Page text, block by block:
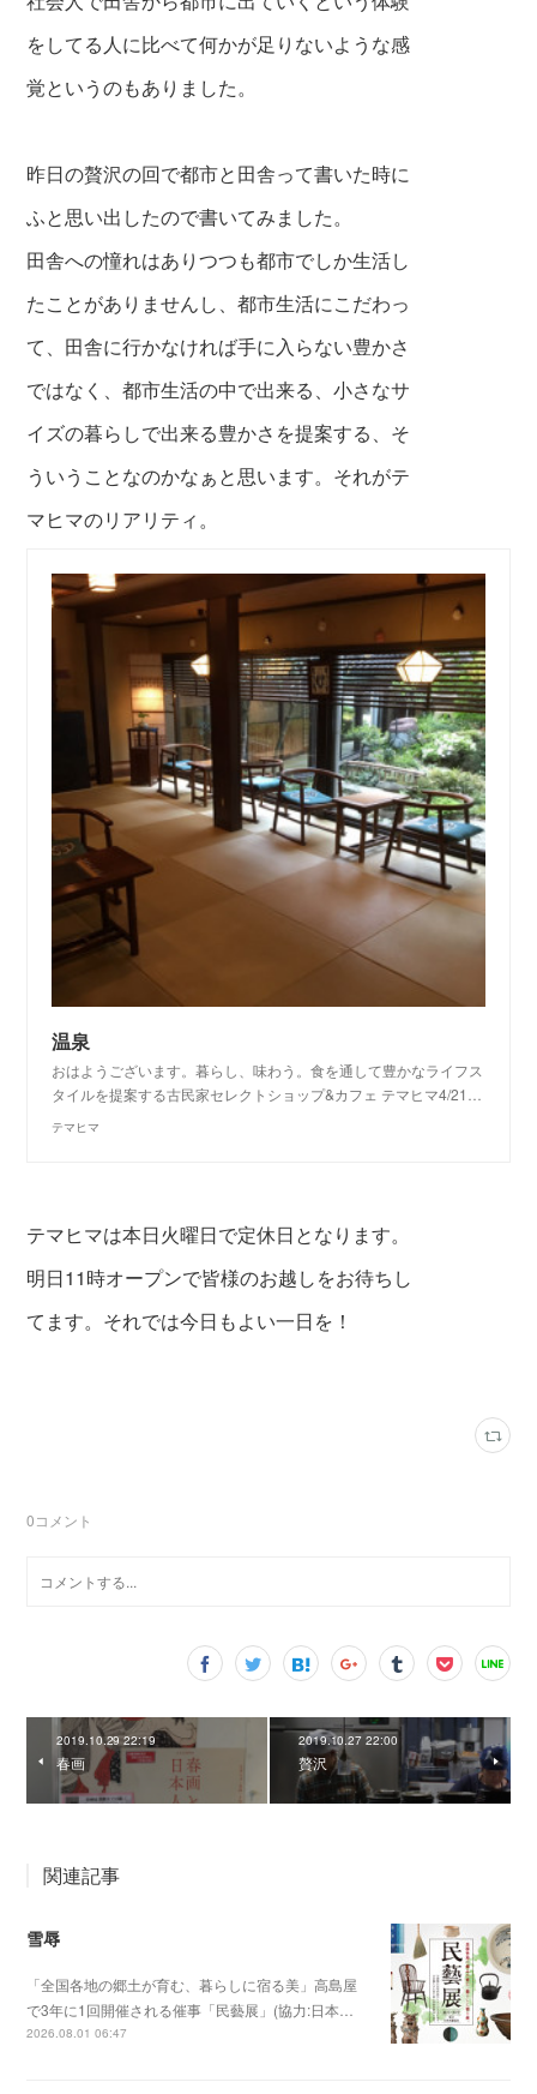
をしてる人に比べて何かが足りないような感
覚というのもありました。
昨日の贅沢の回で都市と田舎って書いた時に
ふと思い出したので書いてみました。
田舎への憧れはありつつも都市でしか生活し
たことがありませんし、都市生活にこだわっ
て、田舎に行かなければ手に入らない豊かさ
ではなく、都市生活の中で出来る、小さなサ
イズの暮らしで出来る豊かさを提案する、そ
ういうことなのかなぁと思います。それがテ
マヒマのリアリティ。
温泉
おはようございます。暮らし、味わう。食を通して豊かなライフス
タイルを提案する古民家セレクトショップ&カフェ テマヒマ4/21…
テマヒマ
テマヒマは本日火曜日で定休日となります。
明日11時オープンで皆様のお越しをお待ちし
てます。それでは今日もよい一日を！
0コメント
2019.10.29 22:19
春画
2019.10.27 22:00
贅沢
関連記事
雪辱
「全国各地の郷土が育む、暮らしに宿る美」高島屋
で3年に1回開催される催事「民藝展」(協力:日本…
2026.08.01 06:47